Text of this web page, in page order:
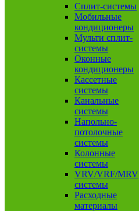
Сплит-системы
Мобильные
кондиционеры
Мульти сплит-
системы
Оконные
кондиционеры
Кассетные
системы
Канальные
системы
Напольно-
потолочные
системы
Колонные
системы
VRV/VRF/MRV
системы
Расходные
материалы